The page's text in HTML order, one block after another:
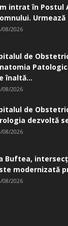
intrat în Postul
08/2026
de
înaltă...
08/2026
de
dezvoltă
08/2026
Buftea,
modernizată
08/2026